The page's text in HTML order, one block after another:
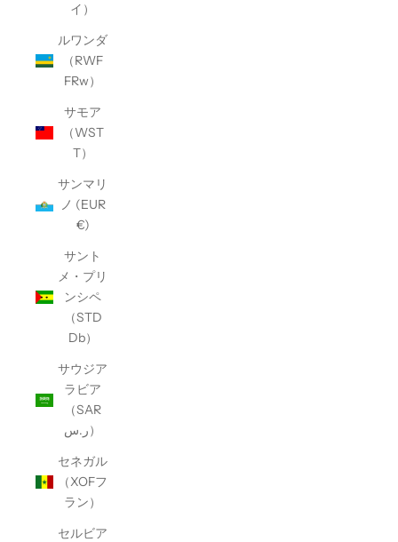
イ）
ルワンダ
（RWF
FRw）
サモア
（WST
T）
サンマリ
ノ (EUR
€)
サント
メ・プリ
ンシペ
（STD
Db）
サウジア
ラビア
（SAR
ر.س）
セネガル
（XOFフ
ラン）
セルビア